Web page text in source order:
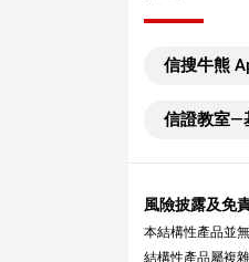
信搜牛熊
信證教室—
風險披露及免
本結構性產品並
結構性產品屬複